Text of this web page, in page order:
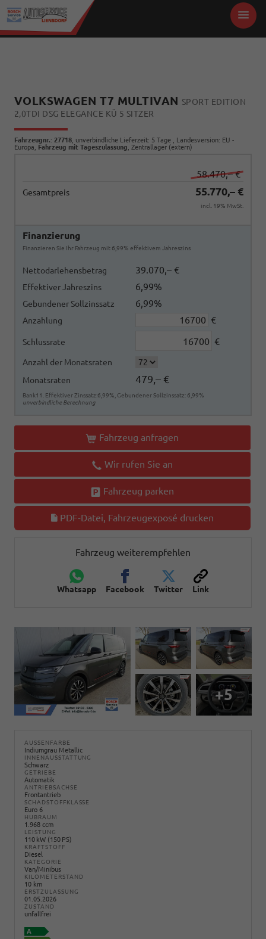
VOLKSWAGEN T7 MULTIVAN SPORT EDITION
2,0TDI DSG ELEGANCE KÜ 5 SITZER
Fahrzeugnr.: 27718 , unverbindliche Lieferzeit: 5 Tage , Landesversion: EU -
Europa, Fahrzeug mit Tageszulassung , Zentrallager (extern)
58.470,– €
Gesamtpreis 55.770,– €
incl. 19% MwSt.
Finanzierung
Finanzieren Sie Ihr Fahrzeug mit 6,99% effektivem Jahreszins
Nettodarlehensbetrag 39.070,– €
Effektiver Jahreszins 6,99%
Gebundener Sollzinssatz 6,99%
Anzahlung €
Schlussrate €
Anzahl der Monatsraten
Monatsraten
479,– €
Bank11. Effektiver Zinssatz:6,99%, Gebundener Sollzinssatz: 6,99%
unverbindliche Berechnung
Fahrzeug anfragen
Wir rufen Sie an
Fahrzeug parken
PDF-Datei, Fahrzeugexposé drucken
Fahrzeug weiterempfehlen
Whatsapp Facebook Twitter Link
+5
AUSSENFARBE
Indiumgrau Metallic
INNENAUSSTATTUNG
Schwarz
GETRIEBE
Automatik
ANTRIEBSACHSE
Frontantrieb
SCHADSTOFFKLASSE
Euro 6
HUBRAUM
1.968 ccm
LEISTUNG
110 kW (150 PS)
KRAFTSTOFF
Diesel
KATEGORIE
Van/Minibus
KILOMETERSTAND
10 km
ERSTZULASSUNG
01.05.2026
ZUSTAND
unfallfrei